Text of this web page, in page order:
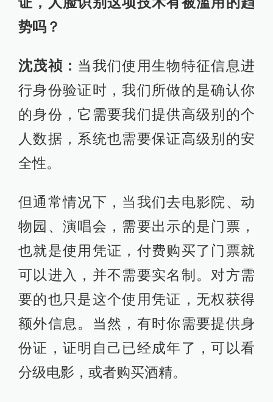
势吗？
沈茂祯： 当我们使用生物特征信息进
行身份验证时，我们所做的是确认你
的身份，它需要我们提供高级别的个
人数据，系统也需要保证高级别的安
全性。
但通常情况下，当我们去电影院、动
物园、演唱会，需要出示的是门票，
也就是使用凭证，付费购买了门票就
可以进入，并不需要实名制。对方需
要的也只是这个使用凭证，无权获得
额外信息。当然，有时你需要提供身
份证，证明自己已经成年了，可以看
分级电影，或者购买酒精。